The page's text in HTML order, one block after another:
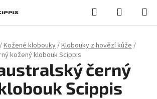
skript není potřeba: ```html Hledat
KOŠÍK
/Kožené klobouky/Klobouky z hovězí kůže/
kožený klobouk Scippis
černý
Scippis